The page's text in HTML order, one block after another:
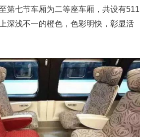
第七节车厢为二等座车厢，共设有511
深浅不一的橙色，色彩明快，彰显活